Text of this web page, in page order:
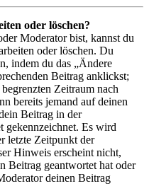
oder löschen?
Moderator bist, kannst du
oder löschen. Du
indem du das „Ändere
Beitrag anklickst;
Zeitraum nach
bereits jemand auf deinen
Beitrag in der
gekennzeichnet. Es wird
letzte Zeitpunkt der
Hinweis erscheint nicht,
Beitrag geantwortet hat oder
deinen Beitrag